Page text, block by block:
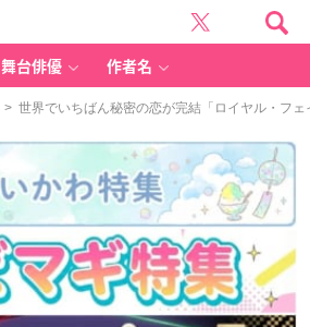
舞台俳優 作者名
> 世界でいちばん秘密の恋が完結「ロイヤル・フ